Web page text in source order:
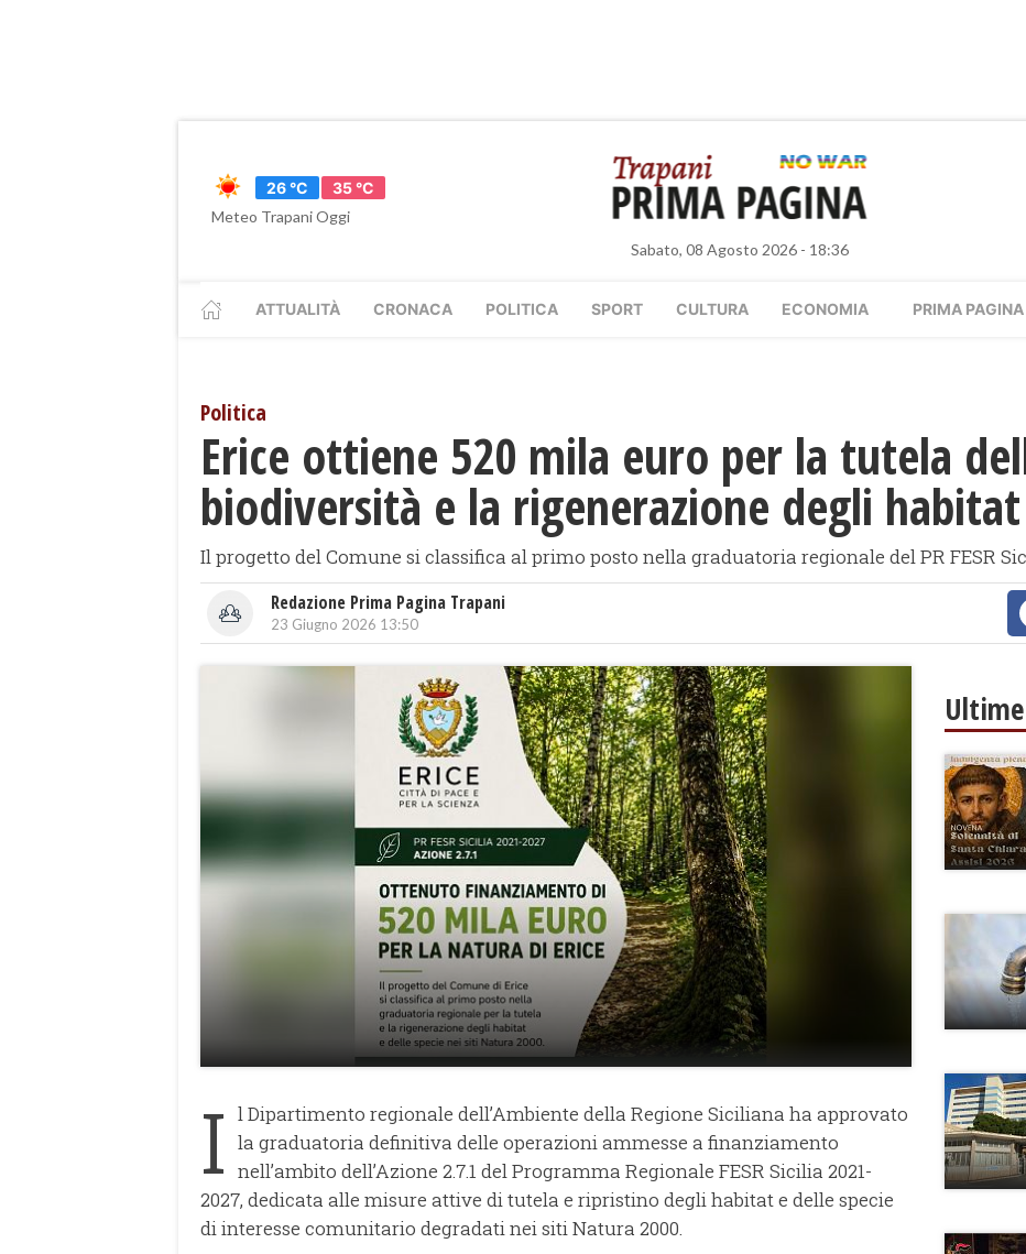
26 °C
35 °C
Meteo Trapani Oggi
Sabato, 08 Agosto 2026 - 18:36
ATTUALITÀ CRONACA POLITICA SPORT CULTURA ECONOMIA PRIMA
Politica
Erice ottiene 520 mila euro per la tutela
biodiversità e la rigenerazione degli
Il progetto del Comune si classifica al primo posto nella graduatoria regionale del PR FESR
Redazione Prima Pagina Trapani
23 Giugno 2026 13:50
I l Dipartimento regionale dell’Ambiente della Regione Siciliana ha approvato
la graduatoria definitiva delle operazioni ammesse a finanziamento
nell’ambito dell’Azione 2.7.1 del Programma Regionale FESR Sicilia 2021-
2027, dedicata alle misure attive di tutela e ripristino degli habitat e delle specie
di interesse comunitario degradati nei siti Natura 2000.